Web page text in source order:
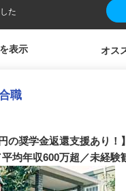
た
表示
職
の奨学金返還支援あり！
均年収600万超／未経験